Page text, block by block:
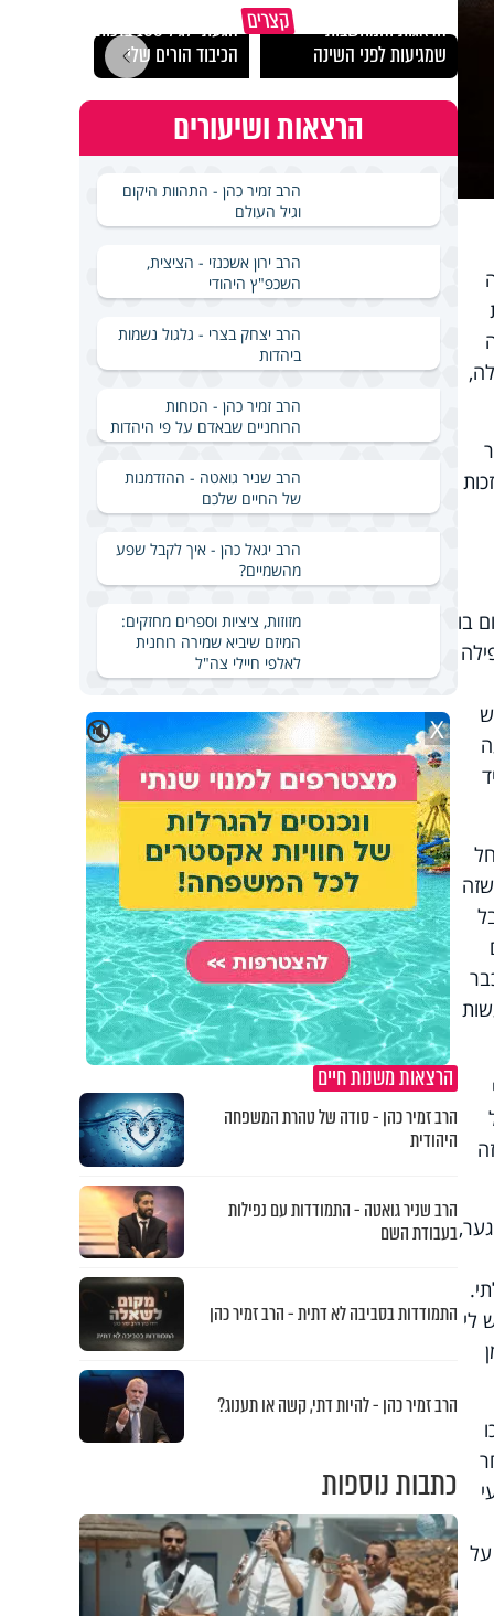
בו
לי
קצרים
הדאגות והמחשבות
שמגיעות לפני השינה
הגעתי לגיל 108 בזכות
הכיבוד הורים שלי
הרצאות ושיעורים
הרב זמיר כהן - התהוות היקום
וגיל העולם
הרב ירון אשכנזי - הציצית,
השכפ"ץ היהודי
הרב יצחק בצרי - גלגול נשמות
ביהדות
הרב זמיר כהן - הכוחות
הרוחניים שבאדם על פי היהדות
הרב שניר גואטה - ההזדמנות
של החיים שלכם
הרב יגאל כהן - איך לקבל שפע
מהשמיים?
מזוזות, ציציות וספרים מחזקים:
המיזם שיביא שמירה רוחנית
לאלפי חיילי צה"ל
🔇 X
הרצאות משנות חיים
הרב זמיר כהן - סודה של טהרת המשפחה
היהודית
הרב שניר גואטה - התמודדות עם נפילות
בעבודת השם
התמודדות בסביבה לא דתית - הרב זמיר כהן
הרב זמיר כהן - להיות דתי, קשה או תענוג?
כתבות נוספות